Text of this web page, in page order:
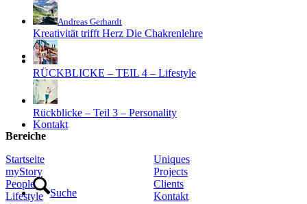
Blog
Kontakt
Suche
Andreas Gerhardt
Kreativität trifft Herz Die Chakrenlehre
RÜCKBLICKE – TEIL 4 – Lifestyle
Rückblicke – Teil 3 – Personality
Bereiche
Startseite
myStory
People
Lifestyle
Uniques
Projects
Clients
Kontakt